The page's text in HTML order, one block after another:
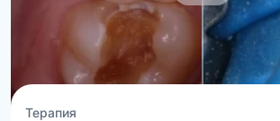
Терапия